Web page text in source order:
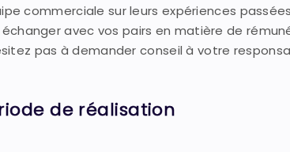
commerciale sur leurs expériences
avec vos pairs en matière de
pas à demander conseil à votre
de réalisation